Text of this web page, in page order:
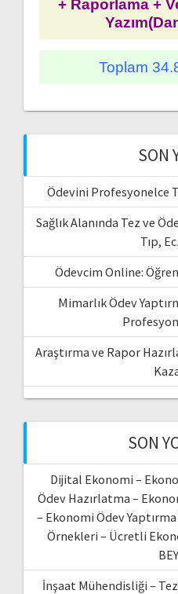
+ Raporlama +
Toplam
SON
Ödevini Profesyonelce
Sağlık Alanında Tez ve
Tıp,
Ödevcim Online:
Mimarlık Ödev
Araştırma ve Rapor
SON
Dijital Ekonomi –
Ödev Hazırlatma –
– Ekonomi Ödev
Örnekleri – Ücretli
İnşaat Mühendisliği –